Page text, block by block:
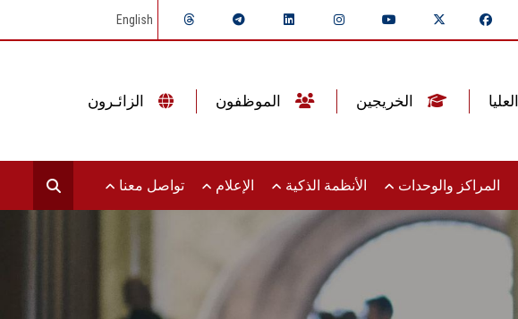
English
المراكز والوحدات الأنظمة الذكية الإعلام تواصل معنا